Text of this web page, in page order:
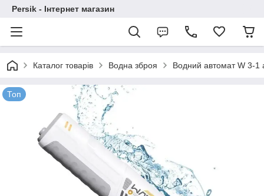
Persik - Інтернет магазин
Каталог товарів Водна зброя Водний автомат W 3-1
Топ